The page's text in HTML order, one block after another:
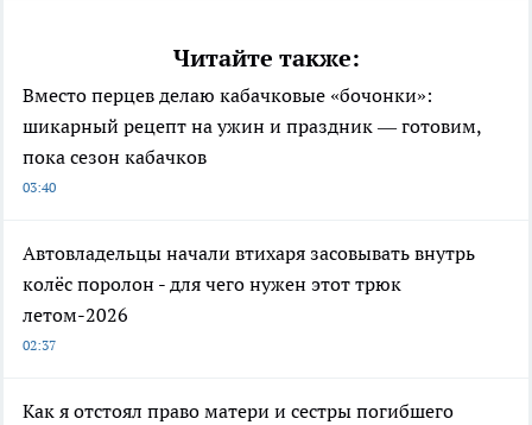
Читайте также:
Вместо перцев делаю кабачковые «бочонки»:
шикарный рецепт на ужин и праздник — готовим,
пока сезон кабачков
03:40
Автовладельцы начали втихаря засовывать внутрь
колёс поролон - для чего нужен этот трюк
летом-2026
02:37
Как я отстоял право матери и сестры погибшего